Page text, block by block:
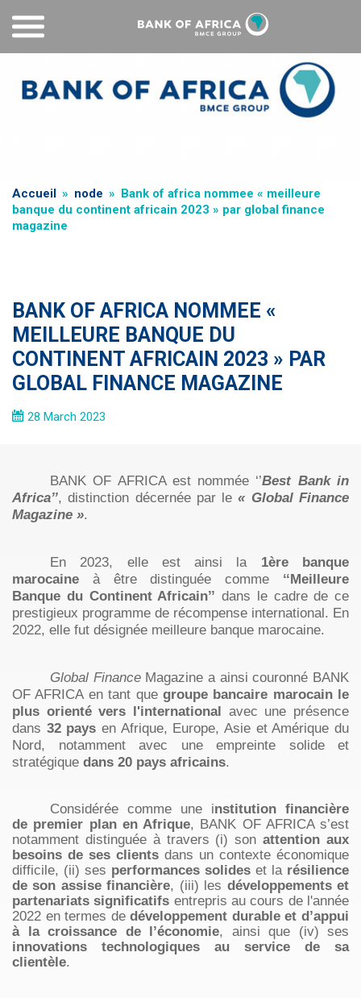
main
content
Breadcrumb
Accueil node
Bank of africa nommee « meilleure
banque du continent africain 2023 » par global finance
magazine
BANK OF AFRICA NOMMEE «
MEILLEURE BANQUE DU
CONTINENT AFRICAIN 2023 » PAR
GLOBAL FINANCE MAGAZINE
28 March 2023
BANK OF AFRICA est nommée ‘’Best Bank in
Africa’’, distinction décernée par le« Global Finance
Magazine ».
En 2023, elle est ainsi la 1ère banque
marocaine à être distinguée comme ‘‘Meilleure
Banque du Continent Africain’’ dans le cadre de ce
prestigieux programme de récompense international. En
2022, elle fut désignée meilleure banque marocaine.
Global FinanceMagazine a ainsi couronné BANK
OF AFRICA en tant que groupe bancaire marocain le
plus orienté vers l'international avec une présence
dans 32 pays en Afrique, Europe, Asie et Amérique du
Nord, notamment avec une empreinte solide et
stratégique dans 20 pays africains.
Considérée comme une institution financière
de premier plan en Afrique, BANK OF AFRICA s’est
notamment distinguée à travers (i) sonattention aux
besoins de ses clients dans un contexte économique
difficile, (ii) ses performances solides et la résilience
de son assise financière, (iii) les développements et
partenariats significatifs entrepris au cours de l'année
2022 en termes dedéveloppement durable et d’appui
à la croissance de l’économie, ainsi que (iv) ses
innovations technologiques au service de sa
clientèle.